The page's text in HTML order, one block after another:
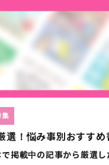
選！悩み事別おすす
掲載中の記事から厳選
集